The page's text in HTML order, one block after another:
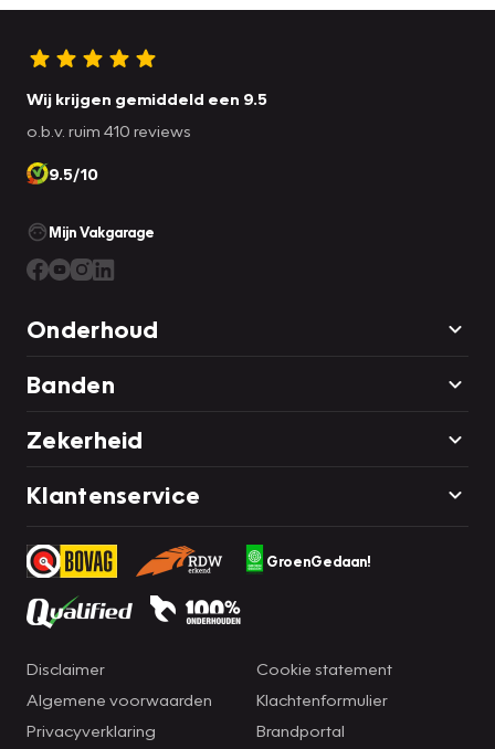
Wij krijgen gemiddeld een 9.5
o.b.v. ruim 410 reviews
9.5/10
Mijn Vakgarage
Onderhoud
Banden
Zekerheid
Klantenservice
GroenGedaan!
Disclaimer
Algemene voorwaarden
Privacyverklaring
Cookie statement
Klachtenformulier
Brandportal